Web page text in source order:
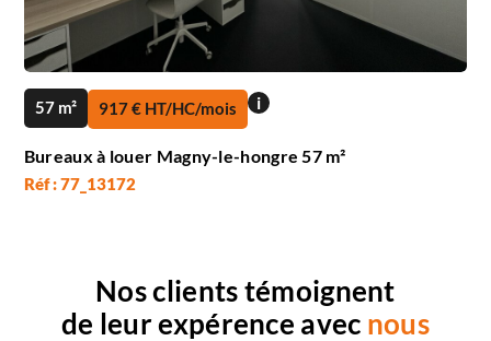
57 m² 917 € HT/HC/mois i
Bureaux à louer Magny-le-hongre 57 m²
Réf : 77_13172
Nos clients témoignent
de leur expérence avec nous